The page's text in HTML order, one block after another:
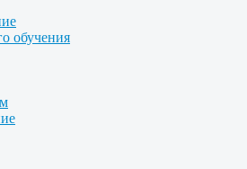
обучения